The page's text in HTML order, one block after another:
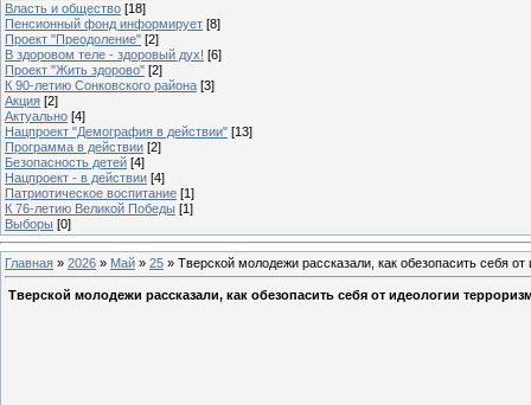
Власть и общество [18]
Пенсионный фонд информирует [8]
Проект "Преодоление" [2]
В здоровом теле - здоровый дух! [6]
Проект "Жить здорово" [2]
К 90-летию Сонковского района [3]
Акция [2]
Актуально [4]
Нацпроект "Демография в действии" [13]
Программа в действии [2]
Безопасность детей [4]
Нацпроект - в действии [4]
Патриотическое воспитание [1]
К 76-летию Великой Победы [1]
Выборы [0]
Главная » 2026 » Май » 25 » Тверской молодежи рассказали, как обезопасить себя
Тверской молодежи рассказали, как обезопасить себя от идеологии